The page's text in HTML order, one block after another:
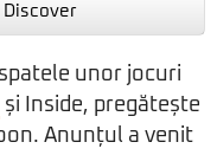
unor jocuri
și Inside, pregătește
Anunțul a venit